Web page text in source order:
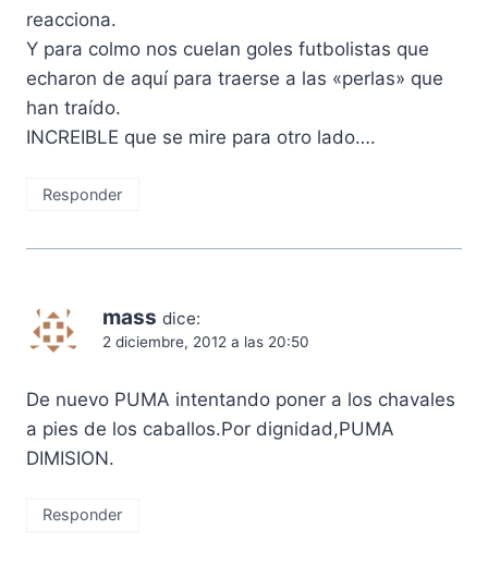
reacciona.
Y para colmo nos cuelan goles futbolistas que
echaron de aquí para traerse a las «perlas» que
han traído.
INCREIBLE que se mire para otro lado….
Responder
mass dice:
2 diciembre, 2012 a las 20:50
De nuevo PUMA intentando poner a los chavales
a pies de los caballos.Por dignidad,PUMA
DIMISION.
Responder